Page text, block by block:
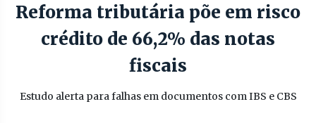
Reforma tributária põe em risco
crédito de 66,2% das notas
fiscais
Estudo alerta para falhas em documentos com IBS e CBS